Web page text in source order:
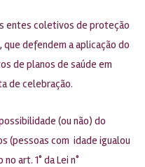
entes coletivos de proteção
defendem a aplicação do
de planos de saúde em
de celebração.
(ou não) do
(pessoas com idade igualou
art. 1° da Lei n°